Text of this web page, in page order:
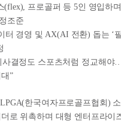
(flex), 프로골퍼 등 5인 영입하며
조준
터 경영 및 AX(AI 전환) 돕는 ‘
사결정도 스포츠처럼 정교해야
”
한국여자프로골프협회) 소
로 위촉하며 대형 엔터프라이